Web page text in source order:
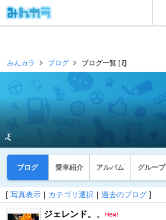
みんカラ ブログ ブログ一覧 [.ξ]
.ξ
ブログ 愛車紹介 アルバム グループ
[ 写真表示 ｜ カテゴリ選択 ｜ 過去のブログ ]
ジェレンド。、